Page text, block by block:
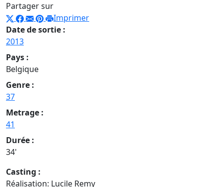
Partager sur
Imprimer
Date de sortie :
2013
Pays :
Belgique
Genre :
37
Metrage :
41
Durée :
34'
Casting :
Réalisation: Lucile Remy